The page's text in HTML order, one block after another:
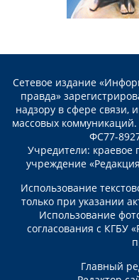
Сетевое издание
правда»
надзору в сфере связи,
массовых
ФС77-
Учредители: краевое
учреждение
Использование
только при указании
Использование
согласования с КГБУ
Главный